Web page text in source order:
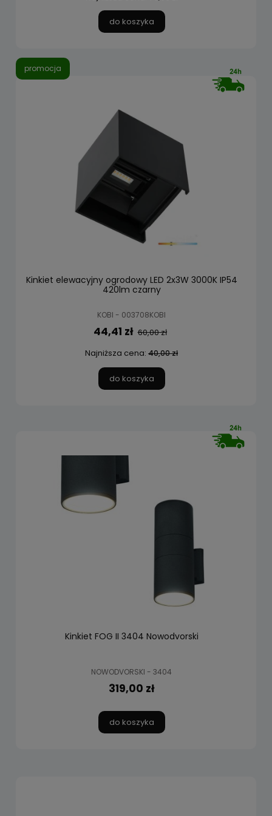
do koszyka
Kinkiet elewacyjny ogrodowy LED 2x3W 3000K IP54
420lm czarny
KOBI - 003708KOBI
44,41 zł 60,00 zł
Najniższa cena: 40,00 zł
do koszyka
promocja
Kinkiet FOG II 3404 Nowodvorski
NOWODVORSKI - 3404
319,00 zł
do koszyka